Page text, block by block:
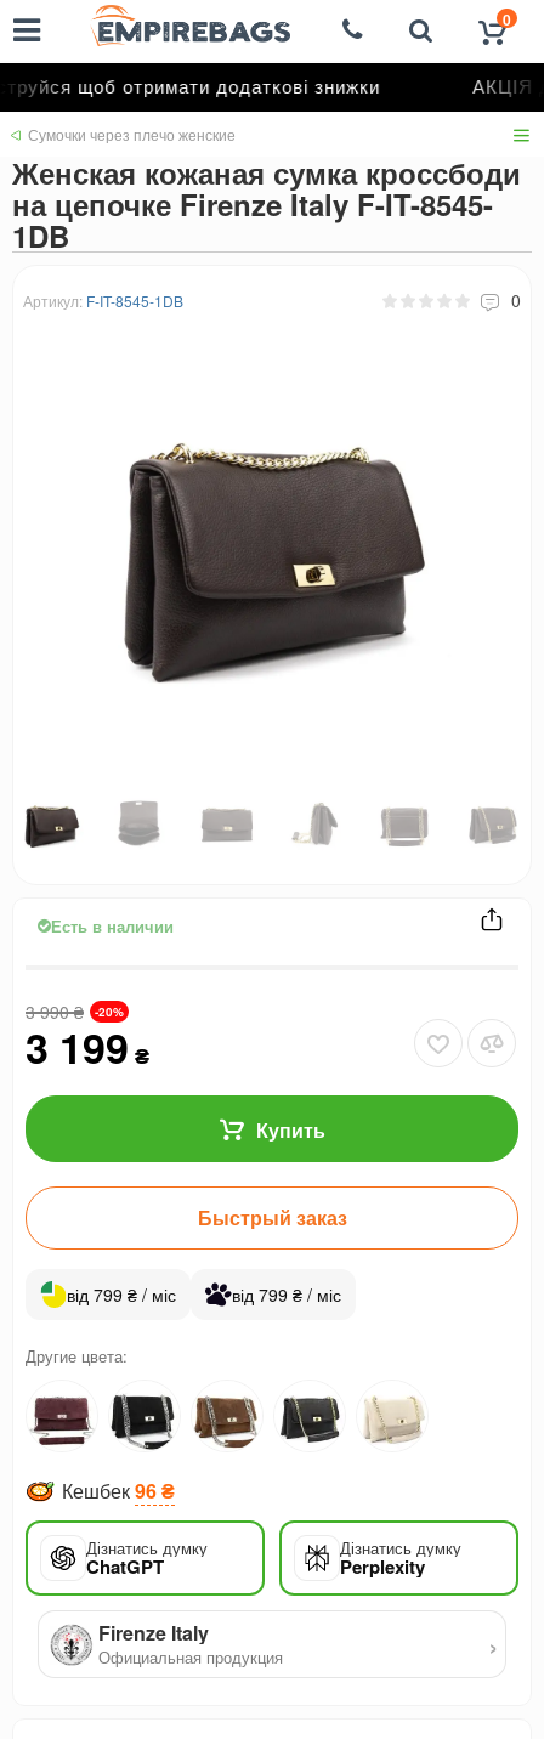
щоб отримати додаткові знижки АКЦІЯ
0
Сумочки через плечо женские
Женская кожаная сумка кроссбоди
на цепочке Firenze Italy F-IT-8545-
1DB
Артикул: F-IT-8545-1DB 0
Есть в наличии
3 990₴ -20%
3 199 ₴
Купить
Быстрый заказ
від 799 ₴ / міс від 799 ₴ / міс
Другие цвета:
Кешбек96 ₴
Дізнатись думку
ChatGPT
Дізнатись думку
Perplexity
Firenze Italy
Официальная продукция ›